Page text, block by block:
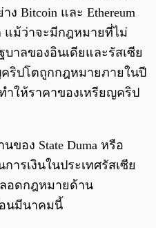
าง Bitcoin และ Ethereum
แม้ว่าจะมีกฎหมายที่ไม่
าลของอินเดียและรัสเซีย
ริปโตถูกกฎหมายภายในปี
ำให้ราคาของเหรียญคริป
ของ State Duma หรือ
รเงินในประเทศรัสเซีย
ลอดกฎหมายด้าน
อนมีนาคมนี้